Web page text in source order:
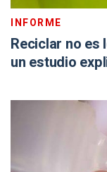
INFORME
Reciclar no es
un estudio